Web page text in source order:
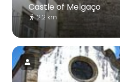
Castle of Melgaço
2.2 km